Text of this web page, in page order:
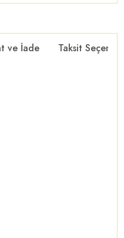
ve İade Taksit